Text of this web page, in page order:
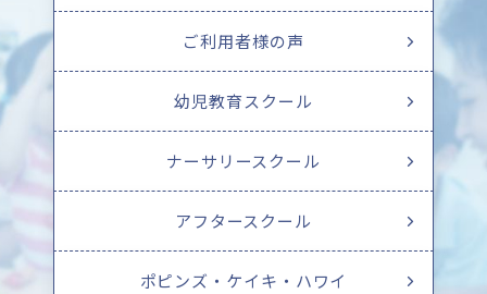
ご利用者様の声
幼児教育スクール
ナーサリースクール
アフタースクール
ポピンズ・ケイキ・ハワイ